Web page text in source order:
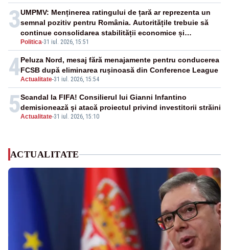
3
Politica-31 iul. 2026, 15:51
UMPMV: Menținerea ratingului de țară ar reprezenta un
semnal pozitiv pentru România. Autoritățile trebuie să
continue consolidarea stabilității economice și
financiare
4Actualitate-31 iul. 2026, 15:54
Peluza Nord, mesaj fără menajamente pentru conducerea
FCSB după eliminarea rușinoasă din Conference League
5Actualitate-31 iul. 2026, 15:10
Scandal la FIFA! Consilierul lui Gianni Infantino
demisionează și atacă proiectul privind investitorii străini
ACTUALITATE